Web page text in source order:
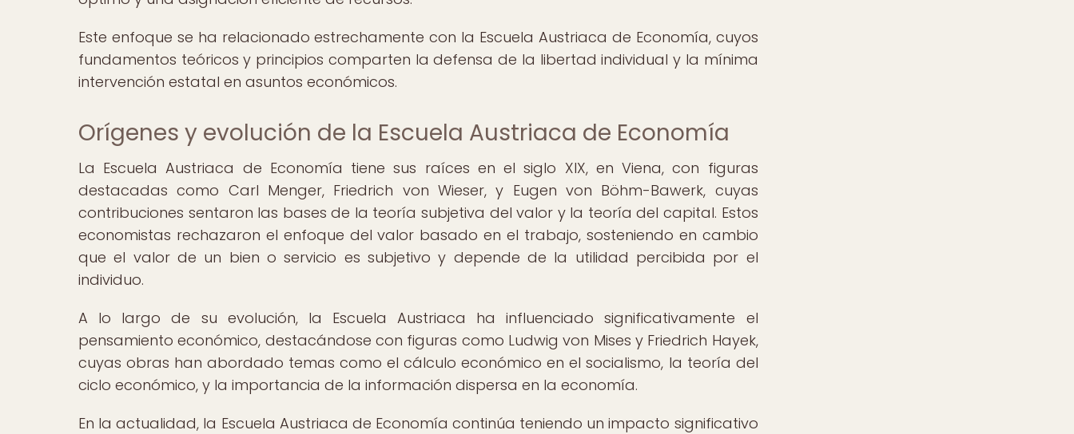
Este enfoque se ha relacionado estrechamente con la Escuela Austriaca de Economía, cuyos
fundamentos teóricos y principios comparten la defensa de la libertad individual y la mínima
intervención estatal en asuntos económicos.
Orígenes y evolución de la Escuela Austriaca de Economía
La Escuela Austriaca de Economía tiene sus raíces en el siglo XIX, en Viena, con figuras
destacadas como Carl Menger, Friedrich von Wieser, y Eugen von Böhm-Bawerk, cuyas
contribuciones sentaron las bases de la teoría subjetiva del valor y la teoría del capital. Estos
economistas rechazaron el enfoque del valor basado en el trabajo, sosteniendo en cambio
que el valor de un bien o servicio es subjetivo y depende de la utilidad percibida por el
individuo.
A lo largo de su evolución, la Escuela Austriaca ha influenciado significativamente el
pensamiento económico, destacándose con figuras como Ludwig von Mises y Friedrich Hayek,
cuyas obras han abordado temas como el cálculo económico en el socialismo, la teoría del
ciclo económico, y la importancia de la información dispersa en la economía.
En la actualidad, la Escuela Austriaca de Economía continúa teniendo un impacto significativo